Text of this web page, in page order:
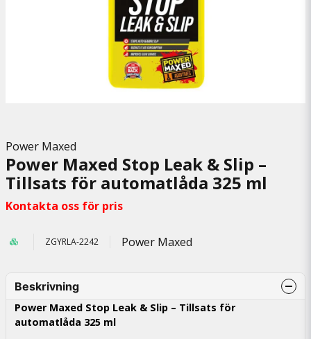
Power Maxed
Power Maxed Stop Leak & Slip –
Tillsats för automatlåda 325 ml
Kontakta oss för pris
ZGYRLA-2242 Power Maxed
Beskrivning
Power Maxed Stop Leak & Slip – Tillsats för
automatlåda 325 ml